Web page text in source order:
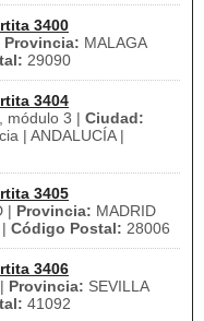
3400
Provincia: MALAGA
29090
3404
módulo 3 | Ciudad:
| ANDALUCÍA |
3405
| Provincia: MADRID
Código Postal: 28006
3406
Provincia: SEVILLA
41092